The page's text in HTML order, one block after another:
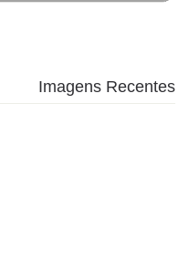
Imagens Recentes